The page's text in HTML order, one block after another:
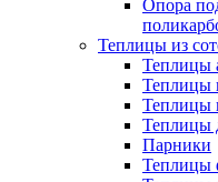
Опора
Теплицы из
Теплицы
Теплицы
Теплицы
Теплицы
Парники
Теплицы